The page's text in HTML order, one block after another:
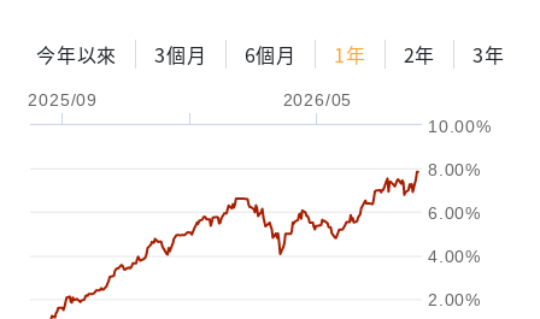
今年以來 3個月 6個月 1年 2年 3年
2025/09 2026/05
2.00%
4.00%
6.00%
8.00%
10.00%